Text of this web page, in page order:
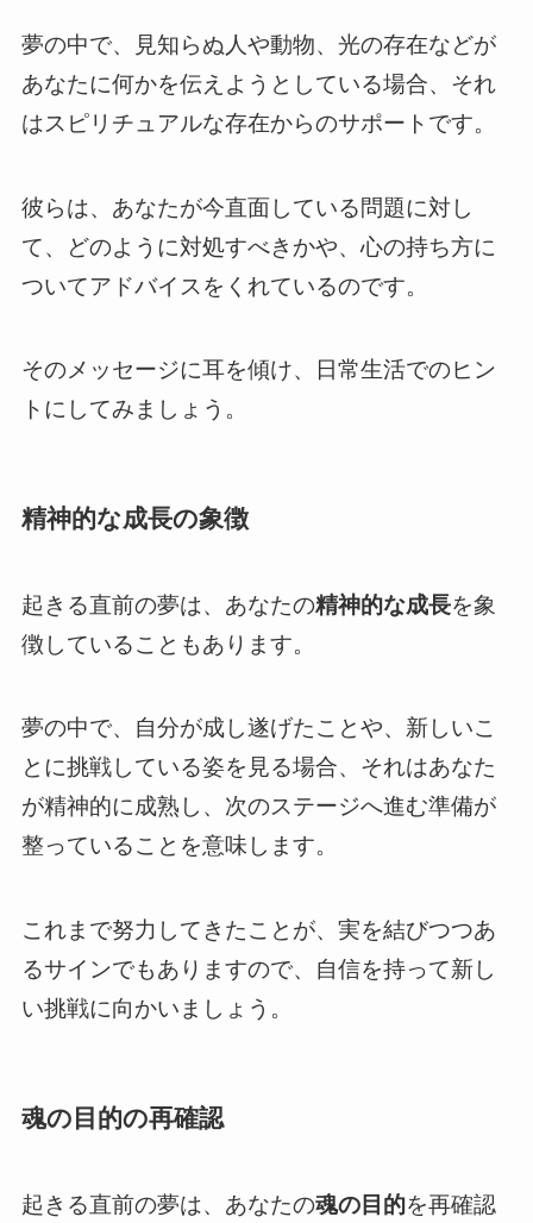
夢の中で、見知らぬ人や動物、光の存在などが
あなたに何かを伝えようとしている場合、それ
はスピリチュアルな存在からのサポートです。
彼らは、あなたが今直面している問題に対し
て、どのように対処すべきかや、心の持ち方に
ついてアドバイスをくれているのです。
そのメッセージに耳を傾け、日常生活でのヒン
トにしてみましょう。
精神的な成長の象徴
起きる直前の夢は、あなたの精神的な成長を象
徴していることもあります。
夢の中で、自分が成し遂げたことや、新しいこ
とに挑戦している姿を見る場合、それはあなた
が精神的に成熟し、次のステージへ進む準備が
整っていることを意味します。
これまで努力してきたことが、実を結びつつあ
るサインでもありますので、自信を持って新し
い挑戦に向かいましょう。
魂の目的の再確認
起きる直前の夢は、あなたの魂の目的を再確認